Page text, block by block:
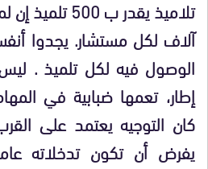
تلاميذ يقدر ب 500 تلميذ إن لم يصل إلى 3000
آلاف لكل مستشار. يجدوا
الوصول فيه لكل تلميذ .
إطار، تعمها ضبابية في
كان التوجيه يعتمد على
يفرض أن تكون تدخلاته